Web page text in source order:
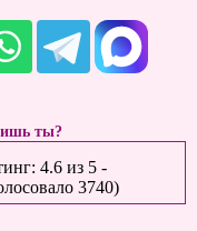
ты?
4.6из 5-
3740)